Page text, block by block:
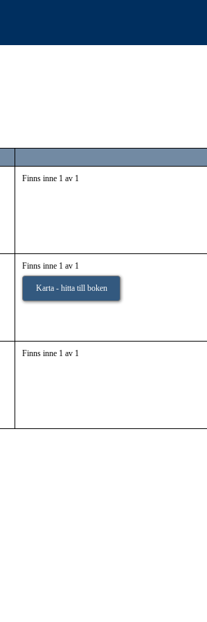
Finns inne 1 av 1
Finns inne 1 av 1
Karta - hitta till boken
Finns inne 1 av 1